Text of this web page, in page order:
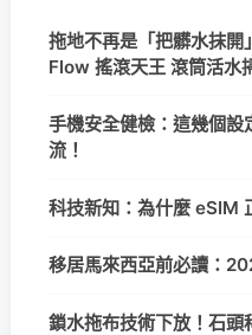
拖地不再是「把髒水抹
Flow 搖滾天王 滾筒活水
手機安全健檢：這幾個設
流！
科技新知：為什麼 eSIM
移居馬來西亞前必讀：
鎖水拖布技術下放！石